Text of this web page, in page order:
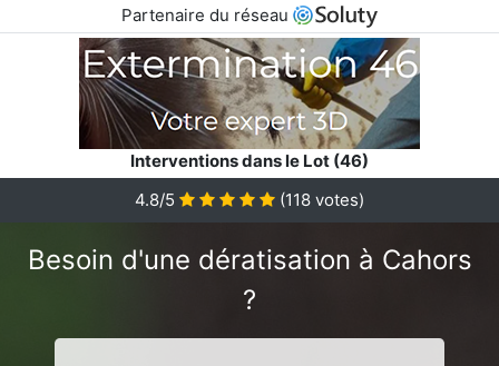
Partenaire du réseau
Interventions dans le Lot (46)
4.8/5 (118 votes)
Besoin d'une dératisation à Cahors
?